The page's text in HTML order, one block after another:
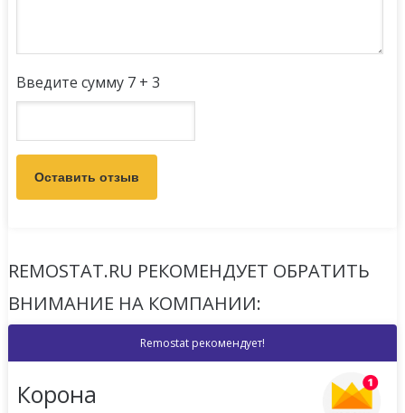
Введите сумму 7 + 3
REMOSTAT.RU РЕКОМЕНДУЕТ ОБРАТИТЬ
ВНИМАНИЕ НА КОМПАНИИ:
Remostat рекомендует!
Корона